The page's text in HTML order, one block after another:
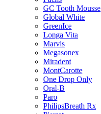
GC Tooth Mousse
Global White
GreenIce
Longa Vita
Marvis
Megasonex
Miradent
MontCarotte
One Drop Only
Oral-B
Paro
PhilipsBreath Rx